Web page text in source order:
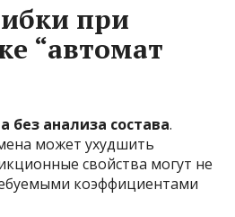
при
“автомат
без анализа состава.
может ухудшить
свойства могут не
коэффициентами